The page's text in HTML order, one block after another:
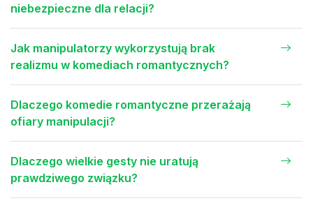
niebezpieczne dla relacji?
Jak manipulatorzy wykorzystują brak
realizmu w komediach romantycznych?
Dlaczego komedie romantyczne przerażają
ofiary manipulacji?
Dlaczego wielkie gesty nie uratują
prawdziwego związku?